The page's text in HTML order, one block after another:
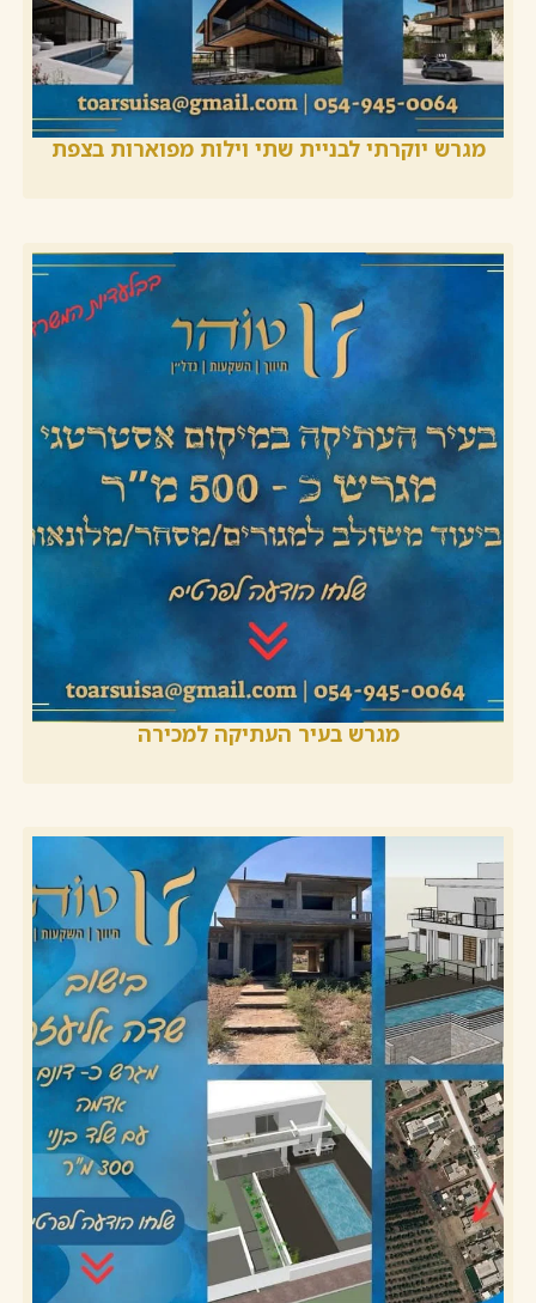
מגרש יוקרתי לבניית שתי וילות מפוארות בצפת
מגרש בעיר העתיקה למכירה